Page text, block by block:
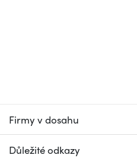
Firmy v dosahu
Důležité odkazy